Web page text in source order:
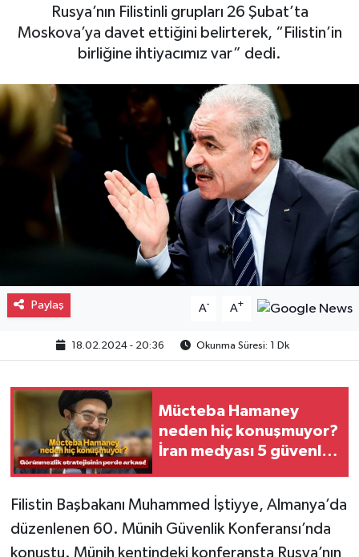
Rusya’nın Filistinli grupları 26 Şubat’ta
Moskova’ya davet ettiğini belirterek, “Filistin’in
birliğine ihtiyacımız var” dedi.
Paylaş A- A+
18.02.2024 - 20:36 Okunma Süresi: 1 Dk
Mücteba Hamaney
neden hiç konuşmuyor?
İran medyası 5 güvenlik
Filistin Başbakanı Muhammed İştiyye, Almanya’da
düzenlenen 60. Münih Güvenlik Konferansı’nda
konuştu. Münih kentindeki konferansta Rusya’nın
Asayiş
Gayrimenkul
Eğitim